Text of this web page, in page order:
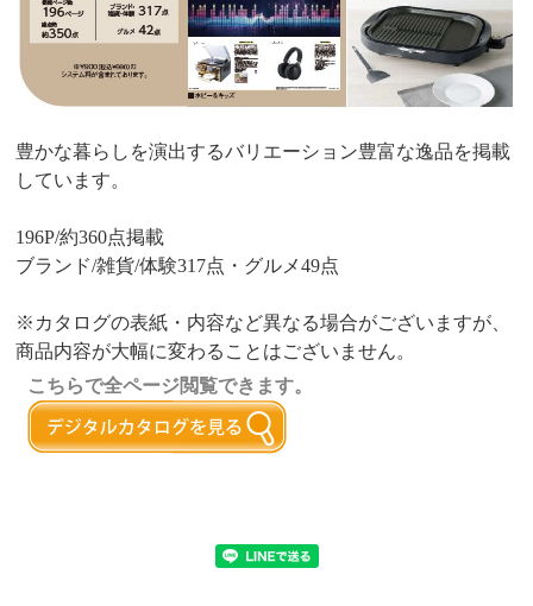
豊かな暮らしを演出するバリエーション豊富な逸品を掲載
しています。
196P/約360点掲載
ブランド/雑貨/体験317点・グルメ49点
※カタログの表紙・内容など異なる場合がございますが、
商品内容が大幅に変わることはございません。
こちらで全ページ閲覧できます。